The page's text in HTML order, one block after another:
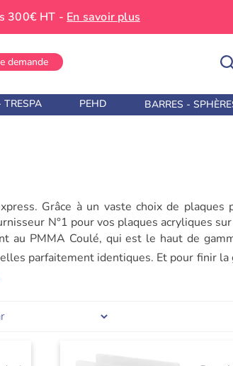
300€ HT - En savoir plus
demande
TRESPA PEHD BARRES -
Grâce à un vaste choix de plaques
N°1 pour vos plaques acryliques
au PMMA Coulé, qui est le haut de
parfaitement identiques. Et pour finir